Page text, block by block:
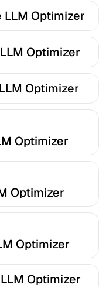
Optimizer
Optimizer
Optimizer
Optimizer
Optimizer
Optimizer
Optimizer